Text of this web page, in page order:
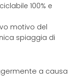
100% e
motivo del
spiaggia di
a causa